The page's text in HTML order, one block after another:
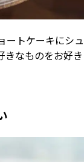
ートケーキにシュ
きなものをお好き